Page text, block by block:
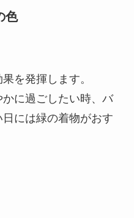
色
を発揮します。
に過ごしたい時、バ
には緑の着物がおす